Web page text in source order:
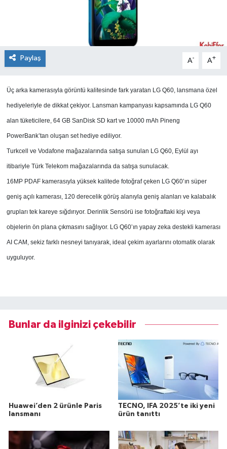
Paylaş A- A+
Üç arka kamerasıyla görüntü kalitesinde fark yaratan LG Q60, lansmana özel
hediyeleriyle de dikkat çekiyor. Lansman kampanyası kapsamında LG Q60
alan tüketicilere, 64 GB SanDisk SD kart ve 10000 mAh Pineng
PowerBank’tan oluşan set hediye ediliyor.
Turkcell ve Vodafone mağazalarında satışa sunulan LG Q60, Eylül ayı
itibariyle Türk Telekom mağazalarında da satışa sunulacak.
16MP PDAF kamerasıyla yüksek kalitede fotoğraf çeken LG Q60’ın süper
geniş açılı kamerası, 120 derecelik görüş alanıyla geniş alanları ve kalabalık
grupları tek kareye sığdırıyor. Derinlik Sensörü ise fotoğraftaki kişi veya
objelerin ön plana çıkmasını sağlıyor. LG Q60’ın yapay zeka destekli kamerası
AI CAM, sekiz farklı nesneyi tanıyarak, ideal çekim ayarlarını otomatik olarak
uyguluyor.
Bunlar da ilginizi çekebilir
Huawei’den 2 ürünle Paris
lansmanı
TECNO, IFA 2025’te iki yeni
ürün tanıttı
YAŞAM